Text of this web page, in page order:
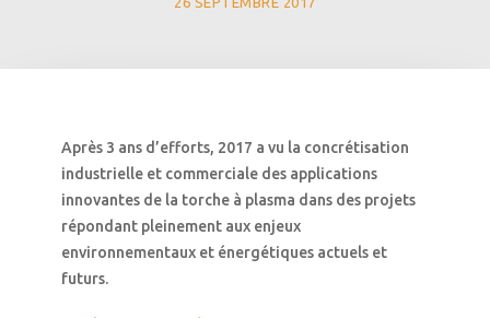
Après 3 ans d’efforts, 2017 a vu la concrétisation
industrielle et commerciale des applications
innovantes de la torche à plasma dans des projets
répondant pleinement aux enjeux
environnementaux et énergétiques actuels et
futurs.